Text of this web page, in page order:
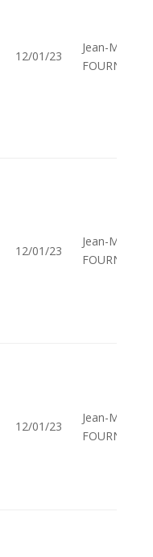
12/01/23
Jean-Marie
FOURNIER
12/01/23
Jean-Marie
FOURNIER
12/01/23
Jean-Marie
FOURNIER